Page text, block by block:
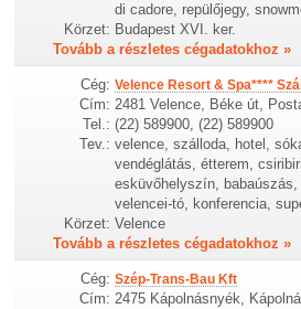
di cadore, repülőjegy,
Körzet: Budapest XVI. ker.
Tovább a részletes cégadatokhoz »
Cég: Velence Resort & Spa****
Cím: 2481 Velence, Béke út,
Tel.: (22) 589900, (22) 589900
Tev.: velence, szálloda, hotel,
vendéglátás, étterem,
esküvőhelyszín,
velencei-tó, konferencia,
Körzet: Velence
Tovább a részletes cégadatokhoz »
Cég: Szép-Trans-Bau Kft
Cím: 2475 Kápolnásnyék,